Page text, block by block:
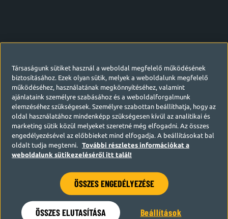
Hamarosan visszatérünk
Társaságunk sütiket használ a weboldal megfelelő működésének
biztosításához. Ezek olyan sütik, melyek a weboldalunk megfelelő
működéséhez, használatának megkönnyítéséhez, valamint
ajánlataink személyre szabásához és a weboldalforgalmunk
elemzéséhez szükségesek. Személyre szabottan beállíthatja, hogy az
oldal használatához mindenképp szükségesen kívül az analitikai és
marketing sütik közül melyeket szeretné még elfogadni. Az összes
engedélyezésével az előbbieket mind elfogadja. A beállításokat bal
oldalt tudja megtenni.
További részletes információkat a
weboldalunk sütikezeléséről itt talál!
ÖSSZES ENGEDÉLYEZÉSE
ÖSSZES ELUTASÍTÁSA Beállítások